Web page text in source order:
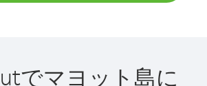
でマヨット島に